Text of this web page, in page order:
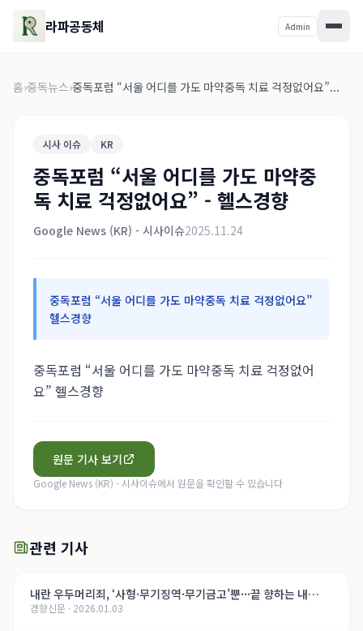
라파공동체 Admin
홈›중독뉴스›중독포럼 “서울 어디를 가도 마약중독 치료 걱정없어요”...
시사 이슈 KR
중독포럼 “서울 어디를 가도 마약중
독 치료 걱정없어요” - 헬스경향
Google News (KR) - 시사이슈2025.11.24
중독포럼 “서울 어디를 가도 마약중독 치료 걱정없어요”
헬스경향
중독포럼 “서울 어디를 가도 마약중독 치료 걱정없어
요” 헬스경향
원문 기사 보기
Google News (KR) - 시사이슈에서 원문을 확인할 수 있습니다
관련 기사
내란 우두머리죄, ‘사형·무기징역·무기금고’뿐···끝 향하는 내
란 재판, 윤석열의 운명은[법정 417호, 내란의 기록]
경향신문 · 2026.01.03